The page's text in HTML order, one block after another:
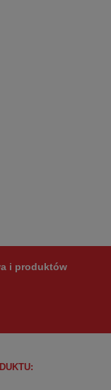
i produktów